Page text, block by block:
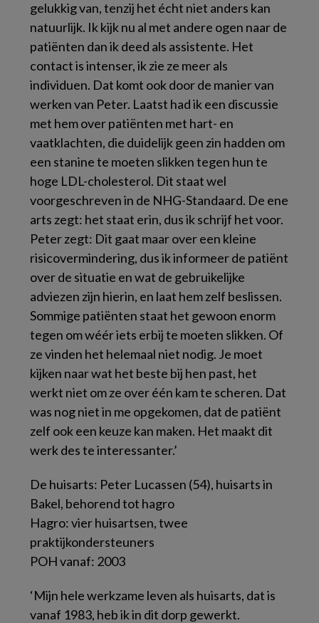
gelukkig van, tenzij het écht niet anders kan
natuurlijk. Ik kijk nu al met andere ogen naar de
patiënten dan ik deed als assistente. Het
contact is intenser, ik zie ze meer als
individuen. Dat komt ook door de manier van
werken van Peter. Laatst had ik een discussie
met hem over patiënten met hart- en
vaatklachten, die duidelijk geen zin hadden om
een stanine te moeten slikken tegen hun te
hoge LDL-cholesterol. Dit staat wel
voorgeschreven in de NHG-Standaard. De ene
arts zegt: het staat erin, dus ik schrijf het voor.
Peter zegt: Dit gaat maar over een kleine
risicovermindering, dus ik informeer de patiënt
over de situatie en wat de gebruikelijke
adviezen zijn hierin, en laat hem zelf beslissen.
Sommige patiënten staat het gewoon enorm
tegen om wéér iets erbij te moeten slikken. Of
ze vinden het helemaal niet nodig. Je moet
kijken naar wat het beste bij hen past, het
werkt niet om ze over één kam te scheren. Dat
was nog niet in me opgekomen, dat de patiënt
zelf ook een keuze kan maken. Het maakt dit
werk des te interessanter.’
De huisarts: Peter Lucassen (54), huisarts in
Bakel, behorend tot hagro
Hagro: vier huisartsen, twee
praktijkondersteuners
POH vanaf: 2003
‘Mijn hele werkzame leven als huisarts, dat is
vanaf 1983, heb ik in dit dorp gewerkt.